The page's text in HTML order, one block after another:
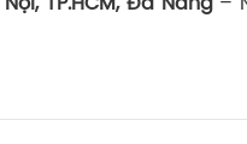
Nội, TP.HCM, Đà Nẵng –